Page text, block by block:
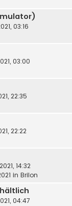
03:16
03:00
22:35
22:22
14:32
in Brilon
04:47